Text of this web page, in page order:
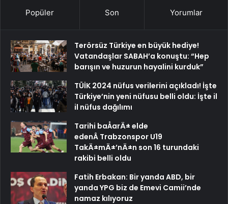
Popüler Son Yorumlar
Terörsüz Türkiye en büyük hediye!
Vatandaşlar SABAH’a konuştu: “Hep
barışın ve huzurun hayalini kurduk”
TÜİK 2024 nüfus verilerini açıkladı! İşte
Türkiye’nin yeni nüfusu belli oldu: İşte il
il nüfus dağılımı
Tarihi baÅarÄ± elde
edenÂ Trabzonspor U19
TakÄ±mÄ±’nÄ±n son 16 turundaki
rakibi belli oldu
Fatih Erbakan: Bir yanda ABD, bir
yanda YPG biz de Emevi Camii’nde
namaz kılıyoruz